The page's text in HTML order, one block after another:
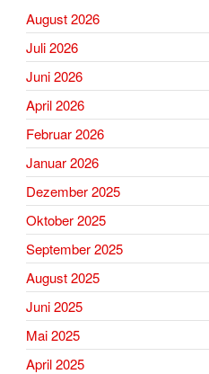
August 2026
Juli 2026
Juni 2026
April 2026
Februar 2026
Januar 2026
Dezember 2025
Oktober 2025
September 2025
August 2025
Juni 2025
Mai 2025
April 2025